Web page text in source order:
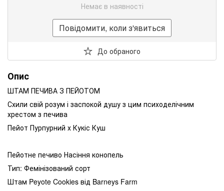
Немає в наявності
Повідомити, коли з'явиться
До обраного
Опис
ШТАМ ПЕЧИВА З ПЕЙОТОМ
Схили свій розум і заспокой душу з цим психоделічним
хрестом з печива
Пейот Пурпурний х Кукіс Куш
Пейотне печиво Насіння конопель
Тип: Фемінізований сорт
Штам Peyote Cookies від Barneys Farm